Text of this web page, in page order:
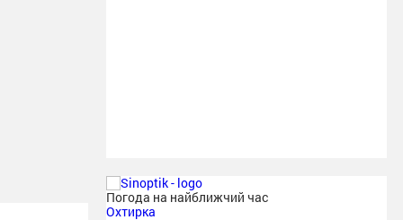
Погода на найближчий час
Охтирка